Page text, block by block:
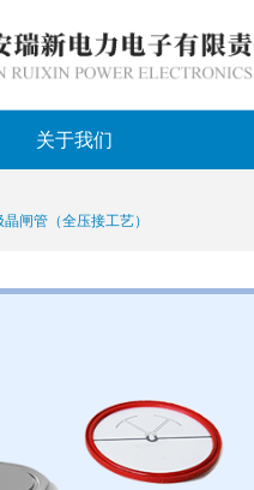
关于我们
闸管（全压接工艺）